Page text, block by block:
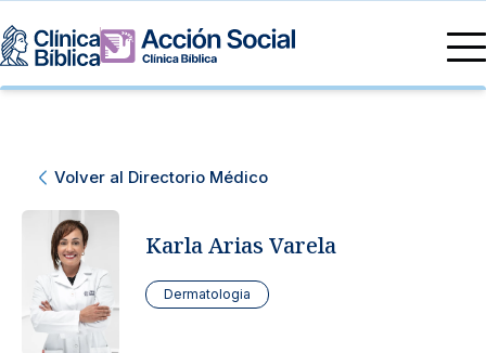
Nuestras especialidades
Centros de Excelencia
Servicios
Servicios Generales
Servicios 24/7
Servicios Especializados
Información
Información para el Paciente
Sobre nosotros
Volver al Directorio Médico
Karla Arias Varela
Dermatologia